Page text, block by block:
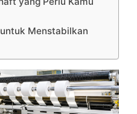
Menstabilkan